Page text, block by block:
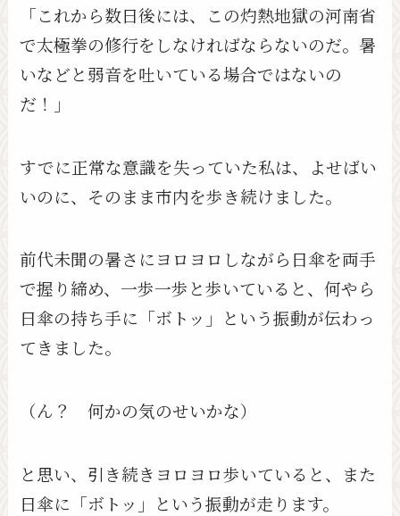
「これから数日後には、この灼熱地獄の河南省
で太極拳の修行をしなければならないのだ。暑
いなどと弱音を吐いている場合ではないの
だ！」
すでに正常な意識を失っていた私は、よせばい
いのに、そのまま市内を歩き続けました。
前代未聞の暑さにヨロヨロしながら日傘を両手
で握り締め、一歩一歩と歩いていると、何やら
日傘の持ち手に「ボトッ」という振動が伝わっ
てきました。
（ん？ 何かの気のせいかな）
と思い、引き続きヨロヨロ歩いていると、また
日傘に「ボトッ」という振動が走ります。